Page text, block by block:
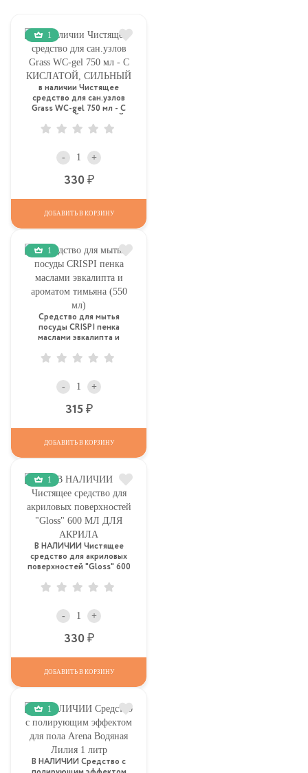
1
в наличии Чистящее
средство для сан.узлов
Grass WC-gel 750 мл - С
- +
330
ДОБАВИТЬ В КОРЗИНУ
1
Средство для мытья
посуды CRISPI пенка
маслами эвкалипта и
- +
315
ДОБАВИТЬ В КОРЗИНУ
1
В НАЛИЧИИ Чистящее
средство для акриловых
поверхностей "Gloss" 600
- +
330
ДОБАВИТЬ В КОРЗИНУ
1
В НАЛИЧИИ Средство с